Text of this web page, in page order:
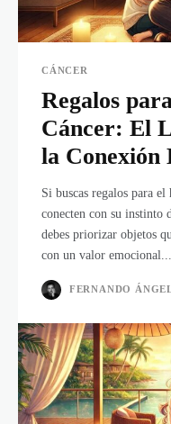
CÁNCER
Regalos
Cáncer: El
la Conexión
Si buscas regalos para
conecten con su instinto
debes priorizar objetos
con un valor emocional...
FERNANDO